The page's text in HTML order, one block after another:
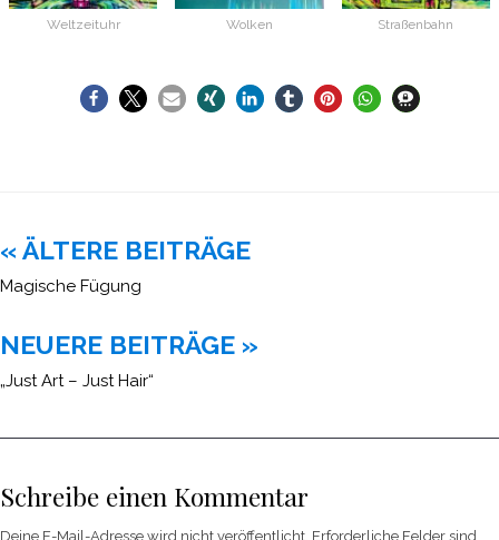
Weltzeituhr Wolken Straßenbahn
Beitragsnavigation
« ÄLTERE BEITRÄGE
Magische Fügung
NEUERE BEITRÄGE »
„Just Art – Just Hair“
Schreibe einen Kommentar
Deine E-Mail-Adresse wird nicht veröffentlicht. Erforderliche Felder sind